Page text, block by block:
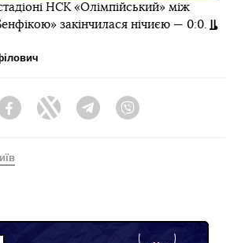
НСК «Олімпійський» між
закінчилася нічиєю — 0:0.
FacebookTwitter Telegram